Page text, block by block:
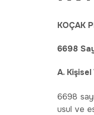
KOÇAK
6698
A. Kişisel
6698
usul ve